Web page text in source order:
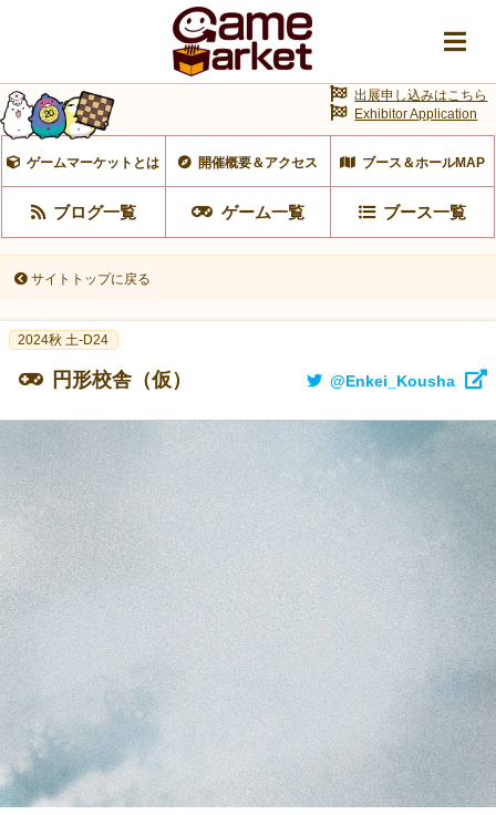
ゲームマーケットとは 開催概要＆アクセス ブース＆ホールMAP
ブログ一覧 ゲーム一覧 ブース一覧
出展申し込みはこちら
Exhibitor Application
サイトトップに戻る
2024秋 土-D24
円形校舎（仮） @Enkei_Kousha